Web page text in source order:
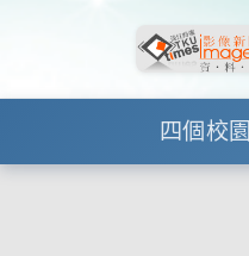
四個校園